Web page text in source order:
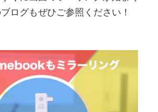
ログもぜひご参照ください！